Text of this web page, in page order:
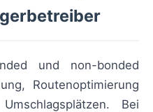
und non-bonded
Routenoptimierung
Bei